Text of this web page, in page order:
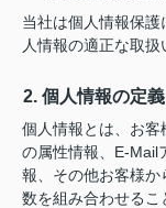
当社は個人情報保
人情報の適正な取扱
2. 個人情報の定義
個人情報とは、お
の属性情報、E-Mail
報、その他お客様
数を組み合わせるこ